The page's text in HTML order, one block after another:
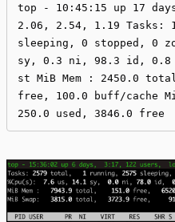
top - 10:45:15 up 17
2.06, 2.54, 1.19 Tasks:
sleeping, 0 stopped, 0
sy, 0.3 ni, 98.3 id,
st MiB Mem : 2450.0
free, 100.0 buff/cache
250.0 used, 3846.0 free